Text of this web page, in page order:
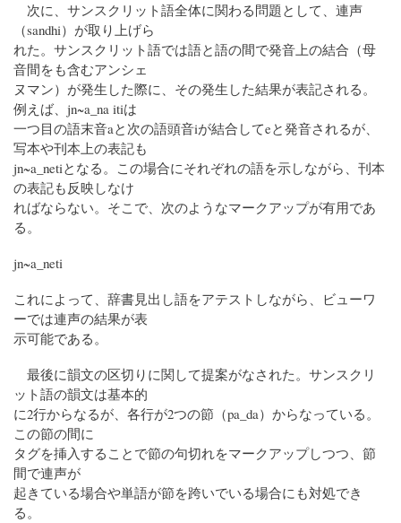
次に、サンスクリット語全体に関わる問題として、連声
（sandhi）が取り上げら
れた。サンスクリット語では語と語の間で発音上の結合（母
音間をも含むアンシェ
ヌマン）が発生した際に、その発生した結果が表記される。
例えば、jn~a_na itiは
一つ目の語末音aと次の語頭音iが結合してeと発音されるが、
写本や刊本上の表記も
jn~a_netiとなる。この場合にそれぞれの語を示しながら、刊本
の表記も反映しなけ
ればならない。そこで、次のようなマークアップが有用であ
る。
jn~a_neti
これによって、辞書見出し語をアテストしながら、ビューワ
ーでは連声の結果が表
示可能である。
最後に韻文の区切りに関して提案がなされた。サンスクリ
ット語の韻文は基本的
に2行からなるが、各行が2つの節（pa_da）からなっている。
この節の間に
タグを挿入することで節の句切れをマークアップしつつ、節
間で連声が
起きている場合や単語が節を跨いでいる場合にも対処でき
る。